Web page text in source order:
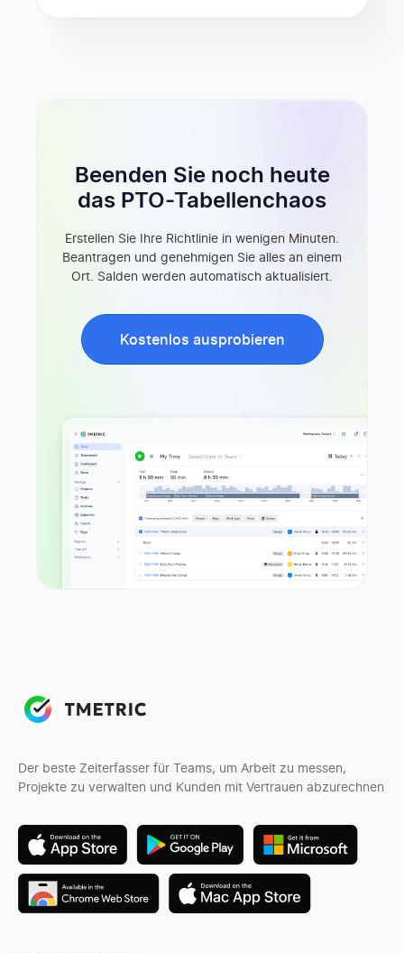
Beenden Sie noch heute
das PTO-Tabellenchaos
Erstellen Sie Ihre Richtlinie in wenigen Minuten.
Beantragen und genehmigen Sie alles an einem
Ort. Salden werden automatisch aktualisiert.
Kostenlos ausprobieren
Der beste Zeiterfasser für Teams, um Arbeit zu messen,
Projekte zu verwalten und Kunden mit Vertrauen abzurechnen